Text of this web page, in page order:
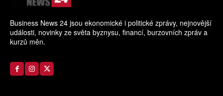
Business News 24 jsou ekonomické i politické zprávy, nejnovější
události, novinky ze světa byznysu, financí, burzovních zpráv a
kurzů měn.